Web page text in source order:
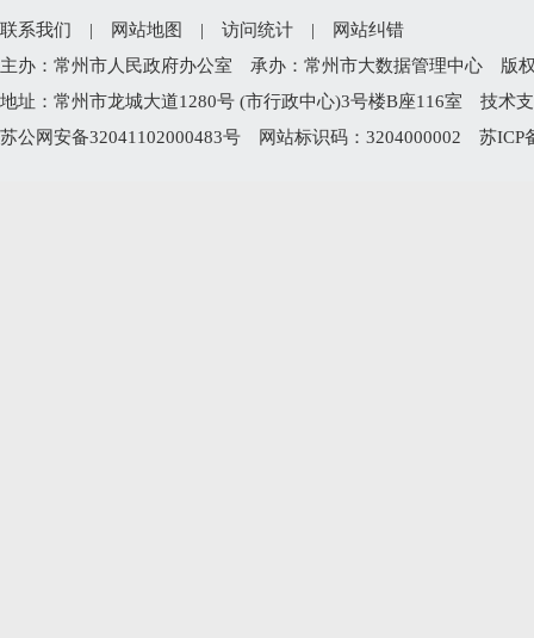
联系我们 | 网站地图 | 访问统计 |
网站纠错
主办：常州市人民政府办公室 承办：常州市大数据管理中心 版
地址：常州市龙城大道1280号 (市行政中心)3号楼B座116室 技术
苏公网安备32041102000483号 网站标识码：3204000002 苏ICP